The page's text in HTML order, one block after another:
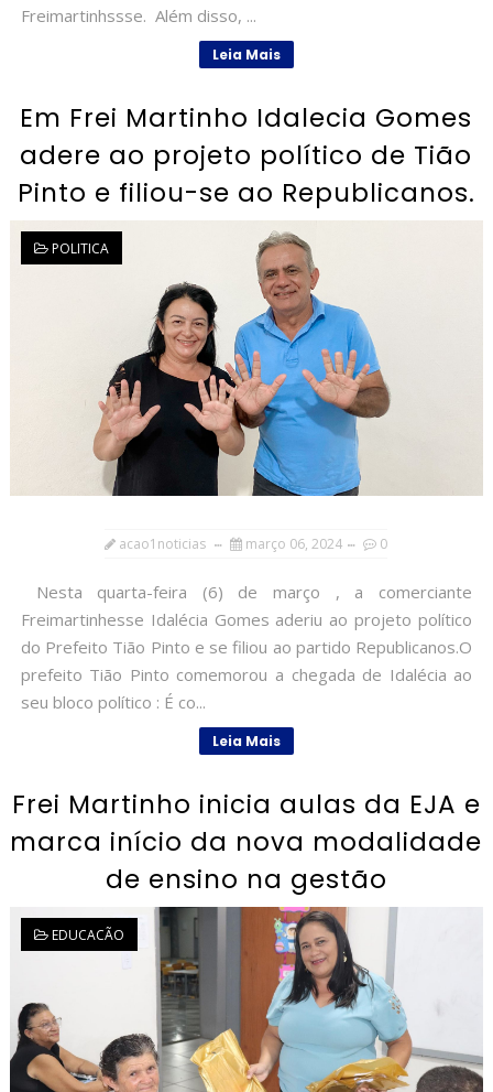
Freimartinhssse. Além disso, ...
Leia Mais
Em Frei Martinho Idalecia Gomes
adere ao projeto político de Tião
Pinto e filiou-se ao Republicanos.
POLITICA
acao1noticias março 06, 2024 0
Nesta quarta-feira (6) de março , a comerciante
Freimartinhesse Idalécia Gomes aderiu ao projeto político
do Prefeito Tião Pinto e se filiou ao partido Republicanos.O
prefeito Tião Pinto comemorou a chegada de Idalécia ao
seu bloco político : É co...
Leia Mais
Frei Martinho inicia aulas da EJA e
marca início da nova modalidade
de ensino na gestão
EDUCACÃO